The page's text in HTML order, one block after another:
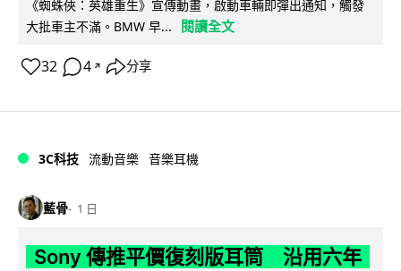
《蜘蛛俠：英雄重生》宣傳動畫，啟動車輛即彈出通知，觸發
大批車主不滿。BMW 早...
閱讀全文
32 4 ↗ 分享
3C科技 流動音樂 音樂耳機
藍骨 1 日
Sony 傳推平價復刻版耳筒 沿用六年